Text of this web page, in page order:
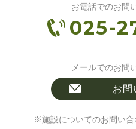
お電話でのお問
025-
メールでのお問
お問
※施設についてのお問い